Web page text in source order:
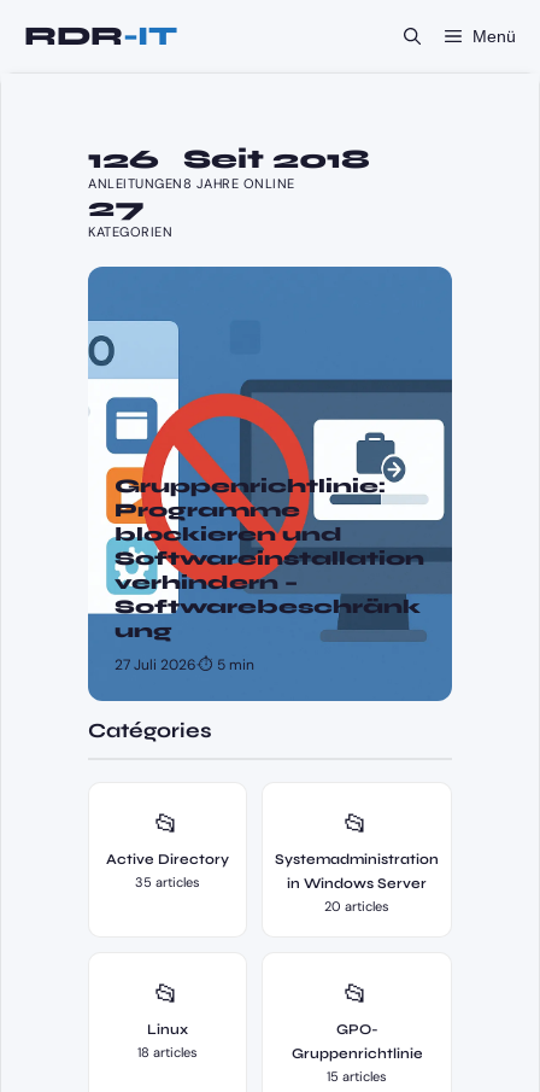
Inhalt
Menü
126
ANLEITUNGEN
Seit 2018
8 JAHRE ONLINE
27
KATEGORIEN
Gruppenrichtlinie:
Programme
blockieren und
Softwareinstallation
verhindern –
Softwarebeschränk
ung
27 Juli 2026·⏱ 5 min
Catégories
📂
Active Directory
35 articles
📂
Systemadministration
in Windows Server
20 articles
📂
Linux
18 articles
📂
GPO-
Gruppenrichtlinie
15 articles